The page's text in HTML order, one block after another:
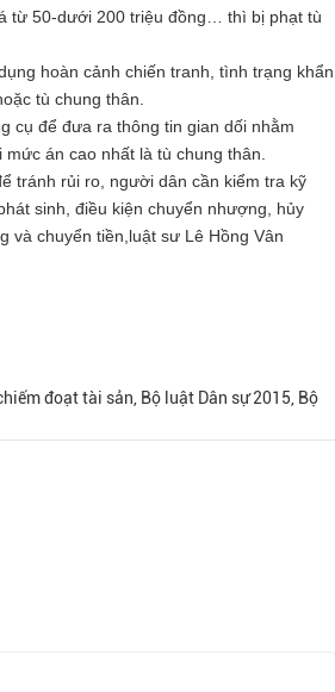
từ 50-dưới 200 triệu đồng… thì bị phạt tù
hoàn cảnh chiến tranh, tình trạng khẩn
tù chung thân.
cụ để đưa ra thông tin gian dối nhằm
án cao nhất là tù chung thân.
tránh rủi ro, người dân cần kiểm tra kỹ
sinh, điều kiện chuyển nhượng, hủy
và chuyển tiền,luật sư Lê Hồng Vân
đoạt tài sản, Bộ luật Dân sự 2015, Bộ